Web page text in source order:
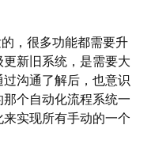
，很多功能都需要升
新旧系统，是需要大
沟通了解后，也意识
个自动化流程系统一
实现所有手动的一个